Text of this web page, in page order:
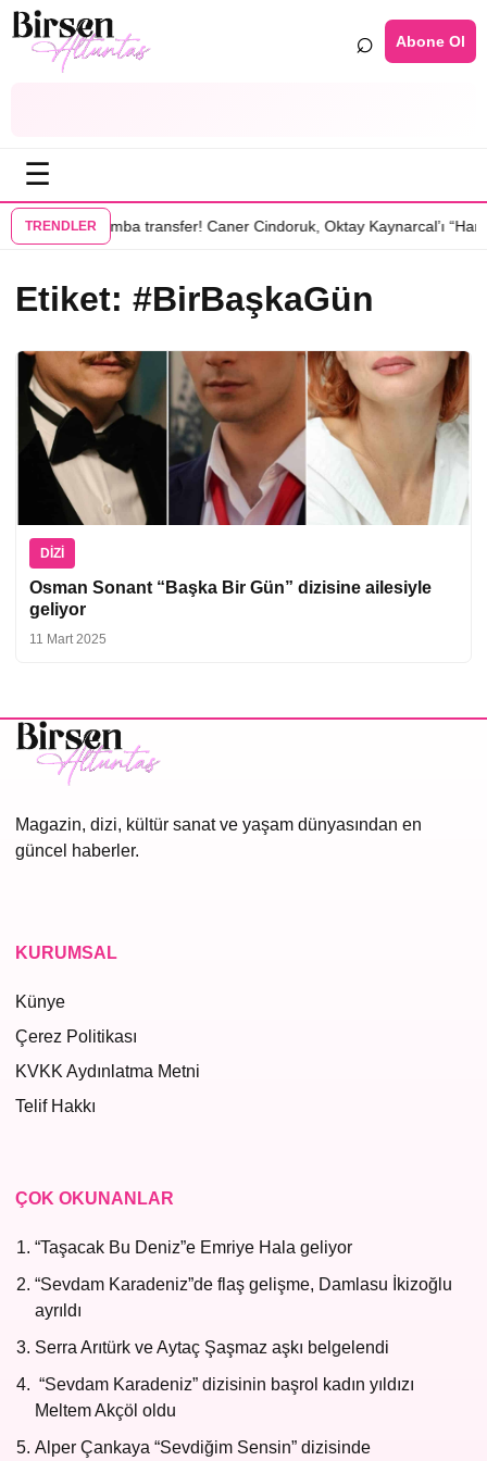
⌕ Abone Ol
☰
TRENDLER
dizisinde•Bomba transfer! Caner Cindoruk, Oktay Kaynarcal’ı
Etiket: #BirBaşkaGün
DIZI
Osman Sonant “Başka Bir Gün” dizisine ailesiyle
geliyor
11 Mart 2025
Magazin, dizi, kültür sanat ve yaşam dünyasından en
güncel haberler.
KURUMSAL
Künye
Çerez Politikası
KVKK Aydınlatma Metni
Telif Hakkı
ÇOK OKUNANLAR
“Taşacak Bu Deniz”e Emriye Hala geliyor
“Sevdam Karadeniz”de flaş gelişme, Damlasu İkizoğlu
ayrıldı
Serra Arıtürk ve Aytaç Şaşmaz aşkı belgelendi
“Sevdam Karadeniz” dizisinin başrol kadın yıldızı
Meltem Akçöl oldu
Alper Çankaya “Sevdiğim Sensin” dizisinde